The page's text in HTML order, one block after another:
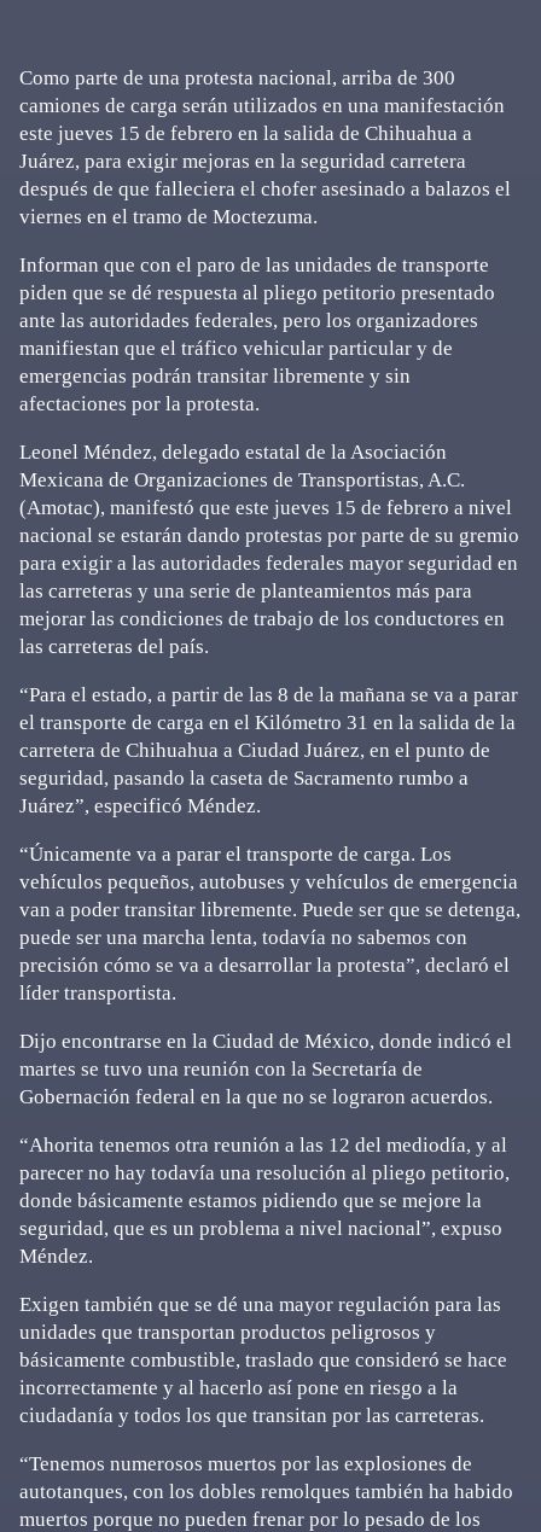
Como parte de una protesta nacional, arriba de 300
camiones de carga serán utilizados en una manifestación
este jueves 15 de febrero en la salida de Chihuahua a
Juárez, para exigir mejoras en la seguridad carretera
después de que falleciera el chofer asesinado a balazos el
viernes en el tramo de Moctezuma.
Informan que con el paro de las unidades de transporte
piden que se dé respuesta al pliego petitorio presentado
ante las autoridades federales, pero los organizadores
manifiestan que el tráfico vehicular particular y de
emergencias podrán transitar libremente y sin
afectaciones por la protesta.
Leonel Méndez, delegado estatal de la Asociación
Mexicana de Organizaciones de Transportistas, A.C.
(Amotac), manifestó que este jueves 15 de febrero a nivel
nacional se estarán dando protestas por parte de su gremio
para exigir a las autoridades federales mayor seguridad en
las carreteras y una serie de planteamientos más para
mejorar las condiciones de trabajo de los conductores en
las carreteras del país.
“Para el estado, a partir de las 8 de la mañana se va a parar
el transporte de carga en el Kilómetro 31 en la salida de la
carretera de Chihuahua a Ciudad Juárez, en el punto de
seguridad, pasando la caseta de Sacramento rumbo a
Juárez”, especificó Méndez.
“Únicamente va a parar el transporte de carga. Los
vehículos pequeños, autobuses y vehículos de emergencia
van a poder transitar libremente. Puede ser que se detenga,
puede ser una marcha lenta, todavía no sabemos con
precisión cómo se va a desarrollar la protesta”, declaró el
líder transportista.
Dijo encontrarse en la Ciudad de México, donde indicó el
martes se tuvo una reunión con la Secretaría de
Gobernación federal en la que no se lograron acuerdos.
“Ahorita tenemos otra reunión a las 12 del mediodía, y al
parecer no hay todavía una resolución al pliego petitorio,
donde básicamente estamos pidiendo que se mejore la
seguridad, que es un problema a nivel nacional”, expuso
Méndez.
Exigen también que se dé una mayor regulación para las
unidades que transportan productos peligrosos y
básicamente combustible, traslado que consideró se hace
incorrectamente y al hacerlo así pone en riesgo a la
ciudadanía y todos los que transitan por las carreteras.
“Tenemos numerosos muertos por las explosiones de
autotanques, con los dobles remolques también ha habido
muertos porque no pueden frenar por lo pesado de los